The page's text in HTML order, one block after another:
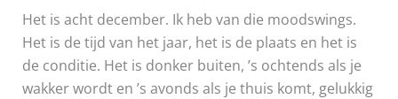
Het is acht december. Ik heb van die moodswings.
Het is de tijd van het jaar, het is de plaats en het is
de conditie. Het is donker buiten, ’s ochtends als je
wakker wordt en ’s avonds als je thuis komt, gelukkig